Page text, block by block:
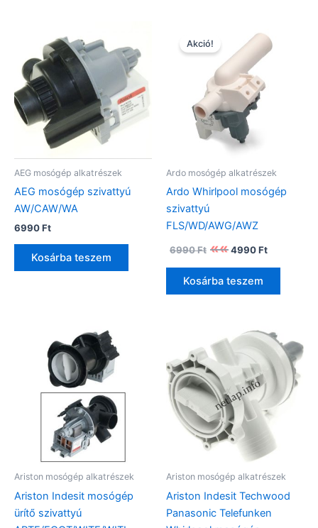
AEG mosógép alkatrészek
AEG mosógép szivattyú
AW/CAW/WA
6990Ft
Kosárba teszem
Akció!
Ardo mosógép alkatrészek
Ardo Whirlpool mosógép
szivattyú
FLS/WD/AWG/AWZ
6990Ft
Original
price
was:
6990 Ft.
4990Ft
price
is:
Kosárba teszem
Ariston mosógép alkatrészek
Ariston Indesit mosógép
ürítő szivattyú
Ariston mosógép alkatrészek
Ariston Indesit Techwood
Panasonic Telefunken